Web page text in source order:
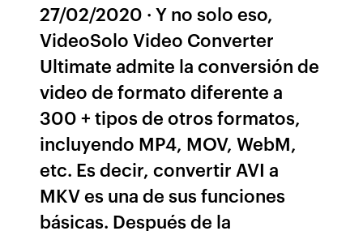
27/02/2020 · Y no solo eso,
VideoSolo Video Converter
Ultimate admite la conversión de
video de formato diferente a
300 + tipos de otros formatos,
incluyendo MP4, MOV, WebM,
etc. Es decir, convertir AVI a
MKV es una de sus funciones
básicas. Después de la